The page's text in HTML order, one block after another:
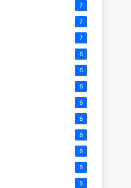
7
7
7
6
6
6
6
6
6
6
6
5